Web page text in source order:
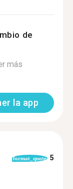
de
más
la app
format_quote 5